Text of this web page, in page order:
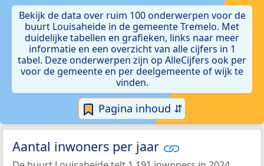
Bekijk de data over ruim 100 onderwerpen voor de
buurt Louisaheide in de gemeente Tremelo. Met
duidelijke tabellen en grafieken, links naar meer
informatie en een overzicht van alle cijfers in 1
tabel. Deze onderwerpen zijn op AlleCijfers ook per
voor de gemeente en per deelgemeente of wijk te
vinden.
Pagina inhoud ⇵
Aantal inwoners per jaar